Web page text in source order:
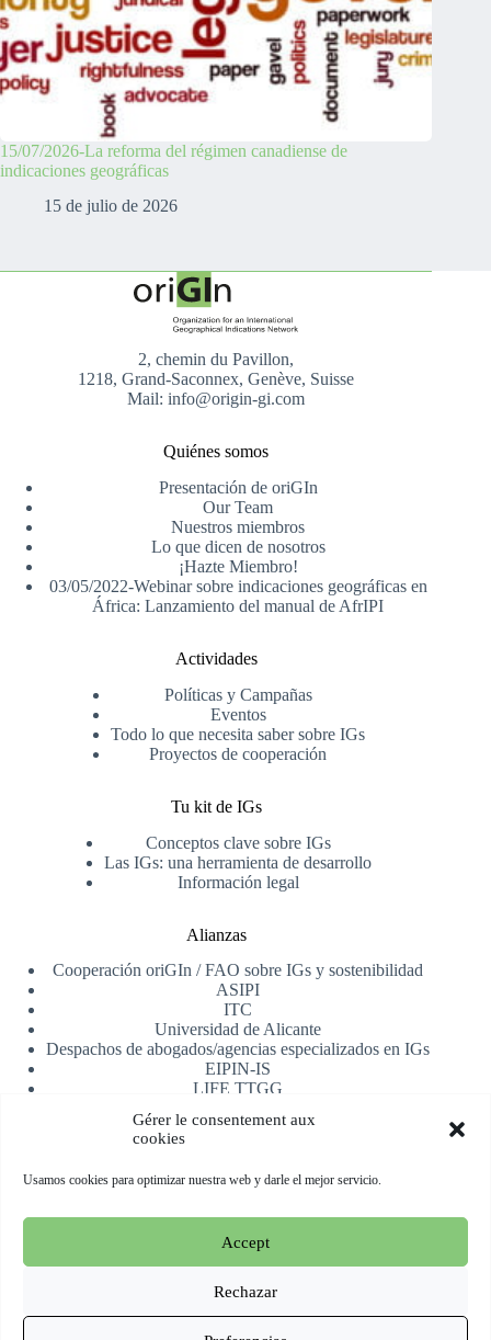
Gérer le consentement aux
cookies
Usamos cookies para optimizar nuestra web y darle el mejor servicio.
Accept
Rechazar
15/07/2026-La reforma del régimen canadiense de
indicaciones geográficas
15 de julio de 2026
2, chemin du Pavillon,
1218, Grand-Saconnex, Genève, Suisse
Mail: info@origin-gi.com
Quiénes somos
Presentación de oriGIn
Our Team
Nuestros miembros
Lo que dicen de nosotros
¡Hazte Miembro!
03/05/2022-Webinar sobre indicaciones geográficas en
África: Lanzamiento del manual de AfrIPI
Actividades
Políticas y Campañas
Eventos
Todo lo que necesita saber sobre IGs
Proyectos de cooperación
Tu kit de IGs
Conceptos clave sobre IGs
Las IGs: una herramienta de desarrollo
Información legal
Alianzas
Cooperación oriGIn / FAO sobre IGs y sostenibilidad
ASIPI
ITC
Universidad de Alicante
Despachos de abogados/agencias especializados en IGs
EIPIN-IS
LIFE TTGG
Registrarse
Copyright © 2026 oriGIn | Organization for an International
Geographical Indications Network -Web alojada y manejada